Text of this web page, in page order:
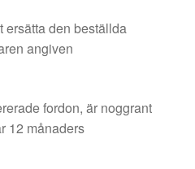
ersätta den beställda
angiven
fordon, är noggrant
12 månaders